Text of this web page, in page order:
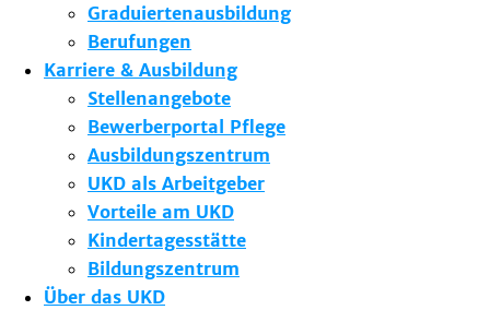
Graduiertenausbildung
Berufungen
Karriere & Ausbildung
Stellenangebote
Bewerberportal Pflege
Ausbildungszentrum
UKD als Arbeitgeber
Vorteile am UKD
Kindertagesstätte
Bildungszentrum
Über das UKD